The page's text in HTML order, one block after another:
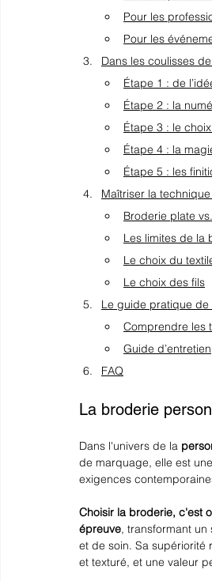
Pour les
Pour les
Dans les coulisses
Étape 1 : de
Étape 2 : la
Étape 3 : le
Étape 4 : la
Étape 5 : les
Maîtriser la
Broderie plate
Les limites de la
Le choix du
Le choix des fils
Le guide pratique
Comprendre les
Guide d’entretien
FAQ
La broderie
Dans l'univers de la
de marquage, elle est
exigences
Choisir la broderie, c'est
épreuve, transformant
et de soin. Sa supériorité
et texturé, et une valeur